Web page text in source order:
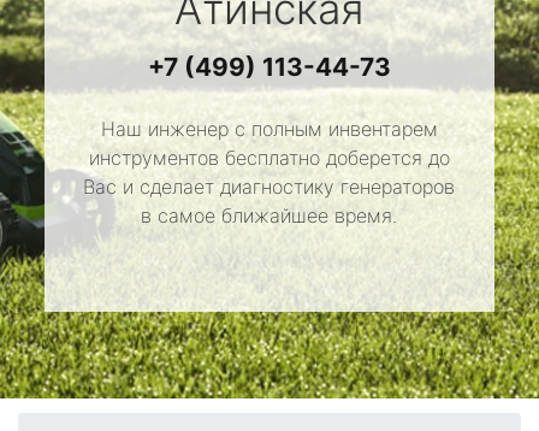
+7 (499) 113-44-73
Наш инженер с полным инвентарем
инструментов бесплатно доберется до
Вас и сделает диагностику генераторов
в самое ближайшее время.